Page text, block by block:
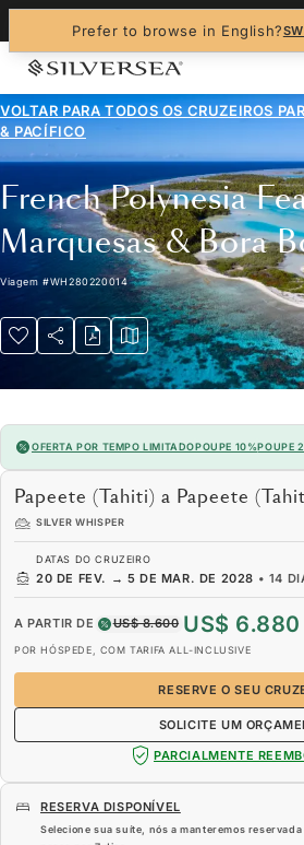
Prefer to browse in English?
VOLTAR PARA TODOS OS CRUZEIROS
& PACÍFICO
French Polynesia
Marquesas & Bora
Viagem #WH280220014
OFERTA POR TEMPO LIMITADOPOUPE 10%POUPE
Papeete (Tahiti) a Papeete
SILVER WHISPER
DATAS DO CRUZEIRO
20 DE FEV. → 5 DE MAR. DE 2028 • 14
A PARTIR DE US$ 8.600 US$ 6.880
POR HÓSPEDE, COM TARIFA ALL-INCLUSIVE
RESERVE O SEU
SOLICITE UM
PARCIALMENTE
RESERVA DISPONÍVEL
Selecione sua suíte, nós a manteremos